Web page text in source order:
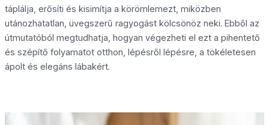
táplálja, erősíti és kisimítja a körömlemezt, miközben
utánozhatatlan, üvegszerű ragyogást kölcsönöz neki. Ebből az
útmutatóból megtudhatja, hogyan végezheti el ezt a pihentető
és szépítő folyamatot otthon, lépésről lépésre, a tökéletesen
ápolt és elegáns lábakért.